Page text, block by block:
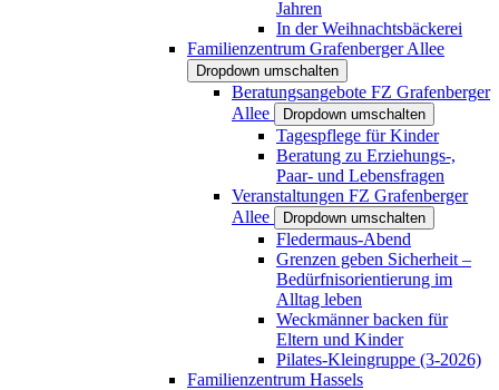
Jahren
In der Weihnachtsbäckerei
Familienzentrum Grafenberger Allee
Dropdown umschalten
Beratungsangebote FZ Grafenberger
Allee
Dropdown umschalten
Tagespflege für Kinder
Beratung zu Erziehungs-,
Paar- und Lebensfragen
Veranstaltungen FZ Grafenberger
Allee
Dropdown umschalten
Fledermaus-Abend
Grenzen geben Sicherheit –
Bedürfnisorientierung im
Alltag leben
Weckmänner backen für
Eltern und Kinder
Pilates-Kleingruppe (3-2026)
Familienzentrum Hassels